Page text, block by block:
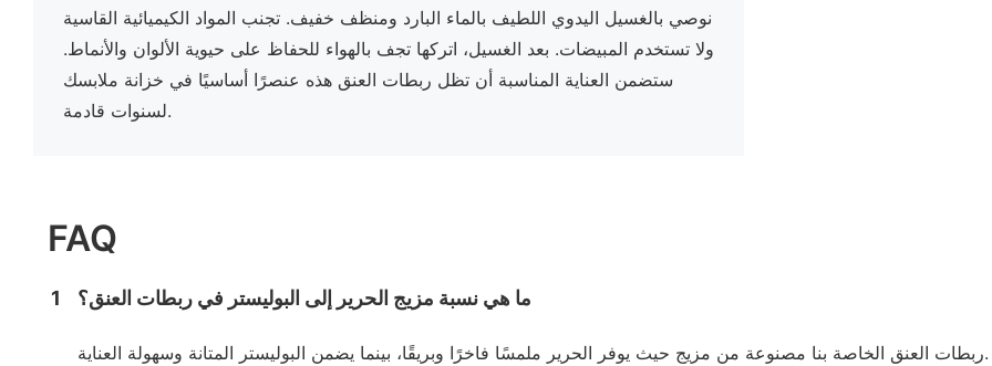
نوصي بالغسيل اليدوي اللطيف بالماء البارد ومنظف خفيف. تجنب المواد الكيميائية القاسية
ولا تستخدم المبيضات. بعد الغسيل، اتركها تجف بالهواء للحفاظ على حيوية الألوان والأنماط.
ستضمن العناية المناسبة أن تظل ربطات العنق هذه عنصرًا أساسيًا في خزانة ملابسك
لسنوات قادمة.
FAQ
1 ما هي نسبة مزيج الحرير إلى البوليستر في ربطات العنق؟
ربطات العنق الخاصة بنا مصنوعة من مزيج حيث يوفر الحرير ملمسًا فاخرًا وبريقًا، بينما يضمن البوليستر المتانة وسهولة العناية.